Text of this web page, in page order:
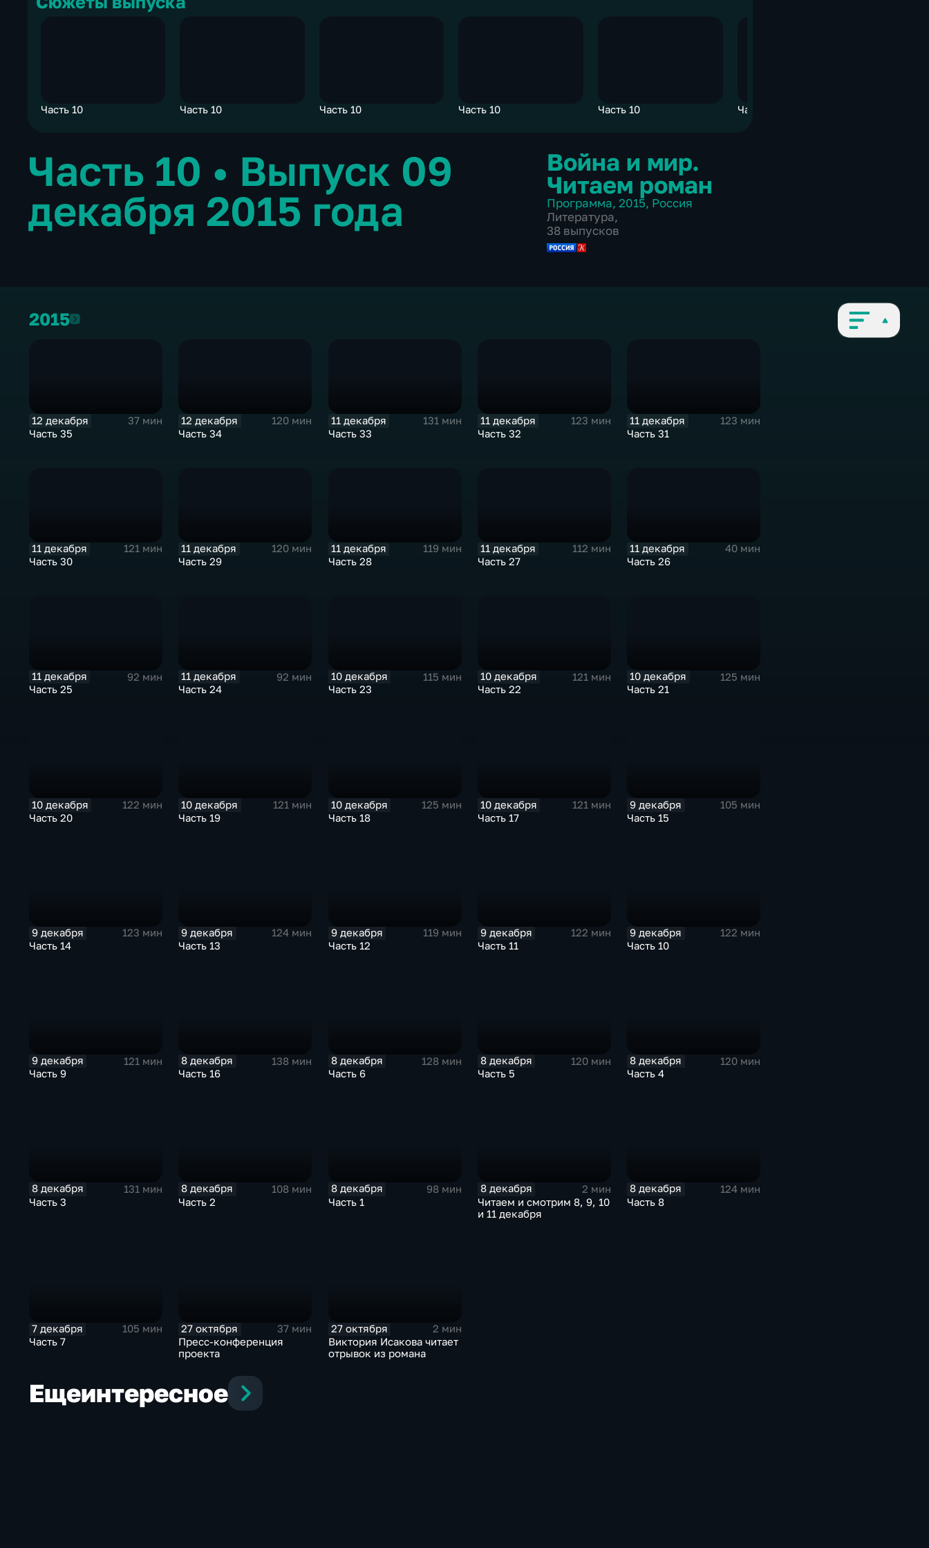
Часть 10 Часть 10 Часть 10 Часть 10 Часть 10 Часть 10
Часть 10 • Выпуск 09
декабря 2015 года
Война и мир.
Читаем роман
Программа, 2015, Россия
Литература,
38 выпусков
20152015
12 декабря
37 мин
Часть 35
12 декабря
120 мин
Часть 34
11 декабря
131 мин
Часть 33
11 декабря
123 мин
Часть 32
11 декабря
123 мин
Часть 31
11 декабря
121 мин
Часть 30
11 декабря
120 мин
Часть 29
11 декабря
119 мин
Часть 28
11 декабря
112 мин
Часть 27
11 декабря
40 мин
Часть 26
11 декабря
92 мин
Часть 25
11 декабря
92 мин
Часть 24
10 декабря
115 мин
Часть 23
10 декабря
121 мин
Часть 22
10 декабря
125 мин
Часть 21
10 декабря
122 мин
Часть 20
10 декабря
121 мин
Часть 19
10 декабря
125 мин
Часть 18
10 декабря
121 мин
Часть 17
9 декабря
105 мин
Часть 15
9 декабря
123 мин
Часть 14
9 декабря
124 мин
Часть 13
9 декабря
119 мин
Часть 12
9 декабря
122 мин
Часть 11
9 декабря
122 мин
Часть 10
9 декабря
121 мин
Часть 9
8 декабря
138 мин
Часть 16
8 декабря
128 мин
Часть 6
8 декабря
120 мин
Часть 5
8 декабря
120 мин
Часть 4
8 декабря
131 мин
Часть 3
8 декабря
108 мин
Часть 2
8 декабря
98 мин
Часть 1
8 декабря
2 мин
Читаем и смотрим 8, 9, 10
и 11 декабря
8 декабря
124 мин
Часть 8
7 декабря
105 мин
Часть 7
27 октября
37 мин
Пресс-конференция
проекта
27 октября
2 мин
Виктория Исакова читает
отрывок из романа
Ещеинтересное